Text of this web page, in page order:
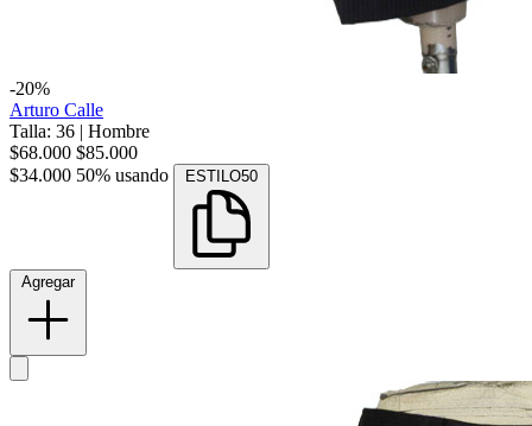
-20%
Arturo Calle
Talla: 36 | Hombre
$68.000 $85.000
$34.000 50% usando ESTILO50
Agregar